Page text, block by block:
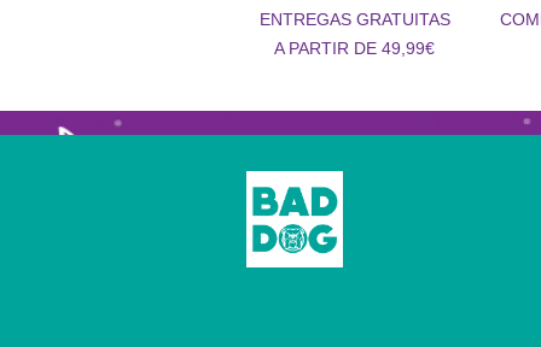
ENTREGAS GRATUITAS
A PARTIR DE 49,99€